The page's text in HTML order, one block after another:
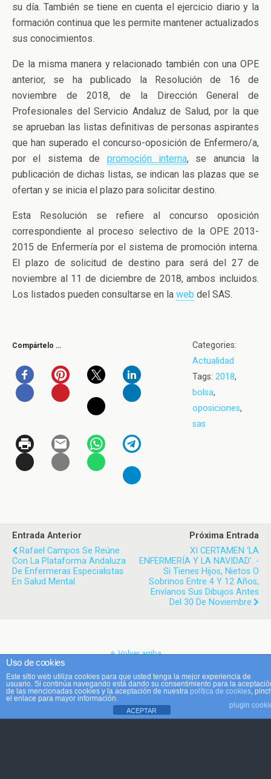
su día. También se tiene en cuenta el ejercicio diario y la
formación continua que les permite mantener actualizados
sus conocimientos.
De la misma manera y relacionado también con una OPE
anterior, se ha publicado la Resolución de 16 de
noviembre de 2018, de la Dirección General de
Profesionales del Servicio Andaluz de Salud, por la que
se aprueban las listas definitivas de personas aspirantes
que han superado el concurso-oposición de Enfermero/a,
por el sistema de promoción interna, se anuncia la
publicación de dichas listas, se indican las plazas que se
ofertan y se inicia el plazo para solicitar destino.
Esta Resolución se refiere al concurso oposición
correspondiente al proceso selectivo de la OPE 2013-
2015 de Enfermería por el sistema de promoción interna.
El plazo de solicitud de destino para será del 27 de
noviembre al 11 de diciembre de 2018, ambos incluidos.
Los listados pueden consultarse en la web del SAS.
Compártelo …
Categories:
Actualidad
Tags: 2018,
bolsa,
oposiciones,
sas
Entrada Anterior
Rafael Campos Se Reúne
Con La Plataforma Andaluza
De Enfermeras Especialistas
En Salud Mental
Próxima Entrada
XI CERTAMEN ‘LA
ENFERMERÍA Y LA NAVIDAD’. -
Si Tienes Hijos, Nietos O
Sobrinos Entre 4 Y 12 Años,
Envíanos Sus Dibujos Antes
Del 30 De Noviembre
Volver arriba
Móvil Escritorio
Uso de cookies
Este sitio web utiliza cookies para que usted tenga la mejor experiencia de
usuario. Si continúa navegando está dando su consentimiento para la
de las mencionadas cookies y la aceptación de nuestra política de cookies ,
el enlace para mayor información.
plugin
ACEPTAR